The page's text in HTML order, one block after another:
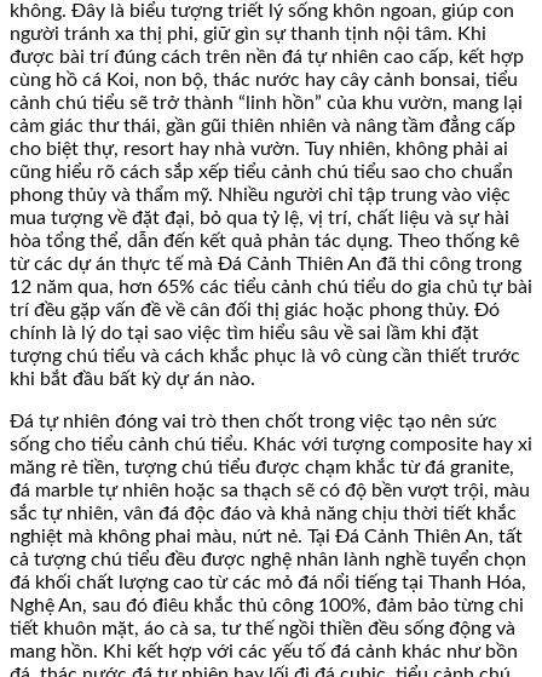
không. Đây là biểu tượng triết lý sống khôn ngoan, giúp con
người tránh xa thị phi, giữ gìn sự thanh tịnh nội tâm. Khi
được bài trí đúng cách trên nền đá tự nhiên cao cấp, kết hợp
cùng hồ cá Koi, non bộ, thác nước hay cây cảnh bonsai, tiểu
cảnh chú tiểu sẽ trở thành “linh hồn” của khu vườn, mang lại
cảm giác thư thái, gần gũi thiên nhiên và nâng tầm đẳng cấp
cho biệt thự, resort hay nhà vườn. Tuy nhiên, không phải ai
cũng hiểu rõ cách sắp xếp tiểu cảnh chú tiểu sao cho chuẩn
phong thủy và thẩm mỹ. Nhiều người chỉ tập trung vào việc
mua tượng về đặt đại, bỏ qua tỷ lệ, vị trí, chất liệu và sự hài
hòa tổng thể, dẫn đến kết quả phản tác dụng. Theo thống kê
từ các dự án thực tế mà Đá Cảnh Thiên An đã thi công trong
12 năm qua, hơn 65% các tiểu cảnh chú tiểu do gia chủ tự bài
trí đều gặp vấn đề về cân đối thị giác hoặc phong thủy. Đó
chính là lý do tại sao việc tìm hiểu sâu về sai lầm khi đặt
tượng chú tiểu và cách khắc phục là vô cùng cần thiết trước
khi bắt đầu bất kỳ dự án nào.
Đá tự nhiên đóng vai trò then chốt trong việc tạo nên sức
sống cho tiểu cảnh chú tiểu. Khác với tượng composite hay xi
măng rẻ tiền, tượng chú tiểu được chạm khắc từ đá granite,
đá marble tự nhiên hoặc sa thạch sẽ có độ bền vượt trội, màu
sắc tự nhiên, vân đá độc đáo và khả năng chịu thời tiết khắc
nghiệt mà không phai màu, nứt nẻ. Tại Đá Cảnh Thiên An, tất
cả tượng chú tiểu đều được nghệ nhân lành nghề tuyển chọn
đá khối chất lượng cao từ các mỏ đá nổi tiếng tại Thanh Hóa,
Nghệ An, sau đó điêu khắc thủ công 100%, đảm bảo từng chi
tiết khuôn mặt, áo cà sa, tư thế ngồi thiền đều sống động và
mang hồn. Khi kết hợp với các yếu tố đá cảnh khác như bồn